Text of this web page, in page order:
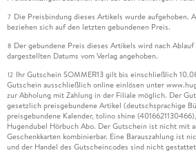
7 Die Preisbindung dieses Artikels wurde aufgehoben.
beziehen sich auf den letzten gebundenen Preis.
8 Der gebundene Preis dieses Artikels wird nach
dargestellten Datums vom Verlag angehoben.
12 Ihr Gutschein SOMMER13 gilt bis einschließlich
Gutschein ausschließlich online einlösen unter
zur Abholung mit Zahlung in der Filiale möglich. Der
gesetzlich preisgebundene Artikel (deutschsprachige
preisgebundene Kalender, tolino shine
Hugendubel Hörbuch Abo. Der Gutschein ist nicht mit
Geschenkkarten kombinierbar. Eine Barauszahlung ist
und der Handel des Gutscheincodes sind nicht